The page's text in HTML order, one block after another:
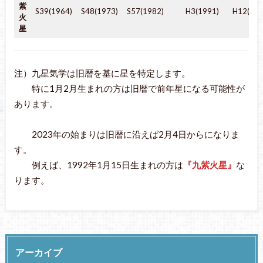
紫
火
星
S39(1964) S48(1973) S57(1982) H3(1991)
注）九星気学は旧暦を基に星を特定します。
特に1月2月生まれの方は旧暦で前年星になる可能性が
あります。
2023年の始まりは旧暦に沿えば2月4日からになりま
す。
例えば、1992年1月15日生まれの方は 『九紫火星』 な
ります。
アーカイブ